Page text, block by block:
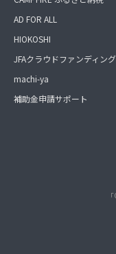
AD FOR ALL
HIOKOSHI
JFAクラウドファンディング
machi-ya
補助金申請サポート